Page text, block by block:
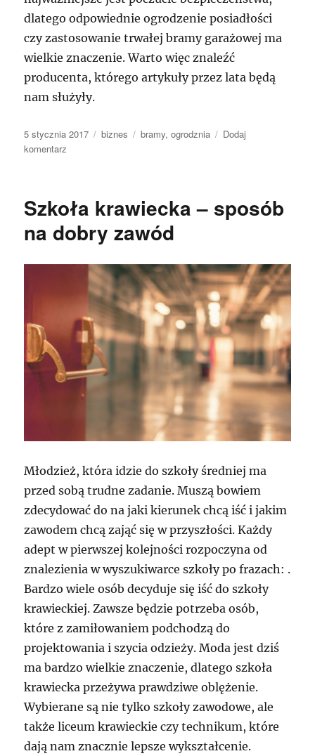
dlatego odpowiednie ogrodzenie posiadłości
czy zastosowanie trwałej bramy garażowej ma
wielkie znaczenie. Warto więc znaleźć
producenta, którego artykuły przez lata będą
nam służyły.
Data
publikacji
5 stycznia 2017 Kategorie
biznes Tagi
bramy,ogrodznia
Dodaj
komentarz
domu
istotność
zabezpieczenie
Szkoła krawiecka – sposób
na dobry zawód
Młodzież, która idzie do szkoły średniej ma
przed sobą trudne zadanie. Muszą bowiem
zdecydować do na jaki kierunek chcą iść i jakim
zawodem chcą zająć się w przyszłości. Każdy
adept w pierwszej kolejności rozpoczyna od
znalezienia w wyszukiwarce szkoły po frazach: .
Bardzo wiele osób decyduje się iść do szkoły
krawieckiej. Zawsze będzie potrzeba osób,
które z zamiłowaniem podchodzą do
projektowania i szycia odzieży. Moda jest dziś
ma bardzo wielkie znaczenie, dlatego szkoła
krawiecka przeżywa prawdziwe oblężenie.
Wybierane są nie tylko szkoły zawodowe, ale
także liceum krawieckie czy technikum, które
dają nam znacznie lepsze wykształcenie.